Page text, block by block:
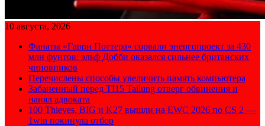
10 августа, 2026
Фанаты «Гарри Поттера» сорвали энергопроект за 430
млн фунтов: эльф Добби оказался сильнее британских
чиновников
Перечислены способы увеличить память компьютера
Забаненный перед TI15 Tailung отверг обвинения и
нанял адвоката
100 Thieves, BIG и K27 вышли на EWC 2026 по CS 2 —
1win покинула отбор